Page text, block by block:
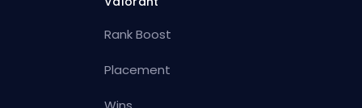
Rank Boost
Placement